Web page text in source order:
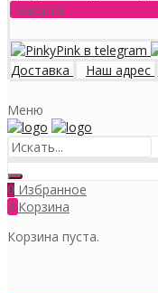
Новости
Доставка Наш адрес
Меню
0 Избранное
0 Корзина
Корзина пуста.